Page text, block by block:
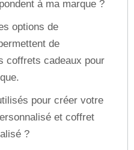
à ma marque ?
options de
de
coffrets cadeaux pour
pour créer votre
et coffret
?